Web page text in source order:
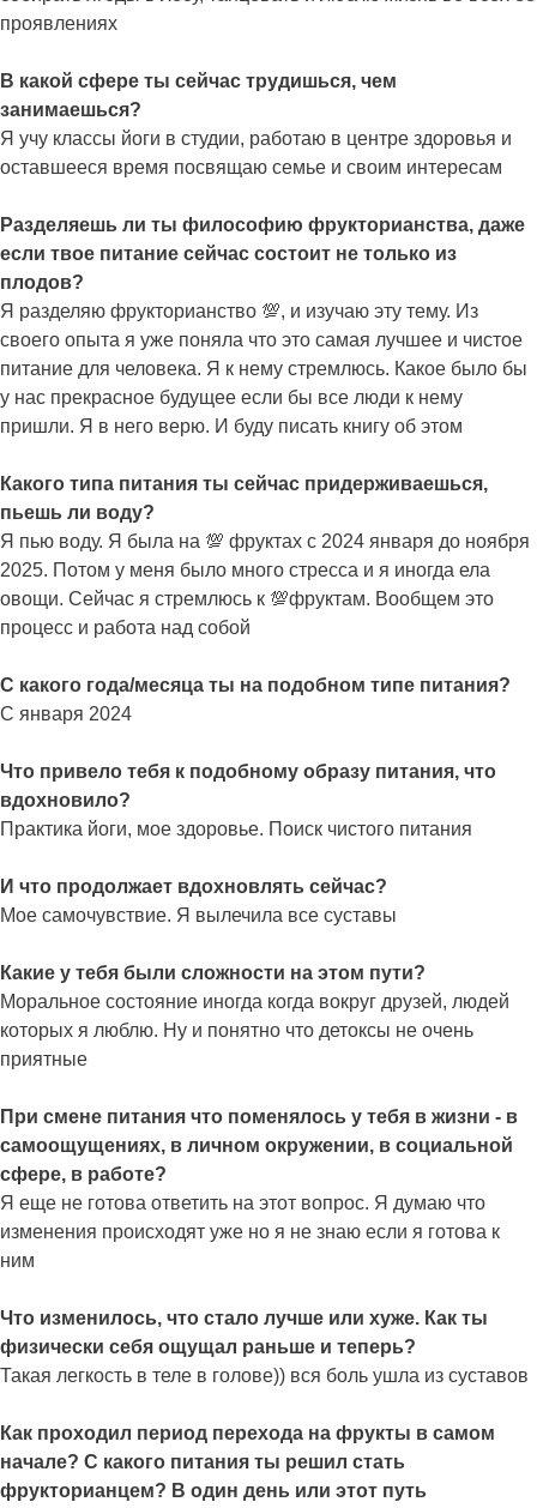
проявлениях
В какой сфере ты сейчас трудишься, чем
занимаешься?
Я учу классы йоги в студии, работаю в центре здоровья и
оставшееся время посвящаю семье и своим интересам
Разделяешь ли ты философию фрукторианства, даже
если твое питание сейчас состоит не только из
плодов?
Я разделяю фрукторианство 💯, и изучаю эту тему. Из
своего опыта я уже поняла что это самая лучшее и чистое
питание для человека. Я к нему стремлюсь. Какое было бы
у нас прекрасное будущее если бы все люди к нему
пришли. Я в него верю. И буду писать книгу об этом
Какого типа питания ты сейчас придерживаешься,
пьешь ли воду?
Я пью воду. Я была на 💯 фруктах с 2024 января до ноября
2025. Потом у меня было много стресса и я иногда ела
овощи. Сейчас я стремлюсь к 💯фруктам. Вообщем это
процесс и работа над собой
С какого года/месяца ты на подобном типе питания?
С января 2024
Что привело тебя к подобному образу питания, что
вдохновило?
Практика йоги, мое здоровье. Поиск чистого питания
И что продолжает вдохновлять сейчас?
Мое самочувствие. Я вылечила все суставы
Какие у тебя были сложности на этом пути?
Моральное состояние иногда когда вокруг друзей, людей
которых я люблю. Ну и понятно что детоксы не очень
приятные
При смене питания что поменялось у тебя в жизни - в
самоощущениях, в личном окружении, в социальной
сфере, в работе?
Я еще не готова ответить на этот вопрос. Я думаю что
изменения происходят уже но я не знаю если я готова к
ним
Что изменилось, что стало лучше или хуже. Как ты
физически себя ощущал раньше и теперь?
Такая легкость в теле в голове)) вся боль ушла из суставов
Как проходил период перехода на фрукты в самом
начале? С какого питания ты решил стать
фрукторианцем? В один день или этот путь